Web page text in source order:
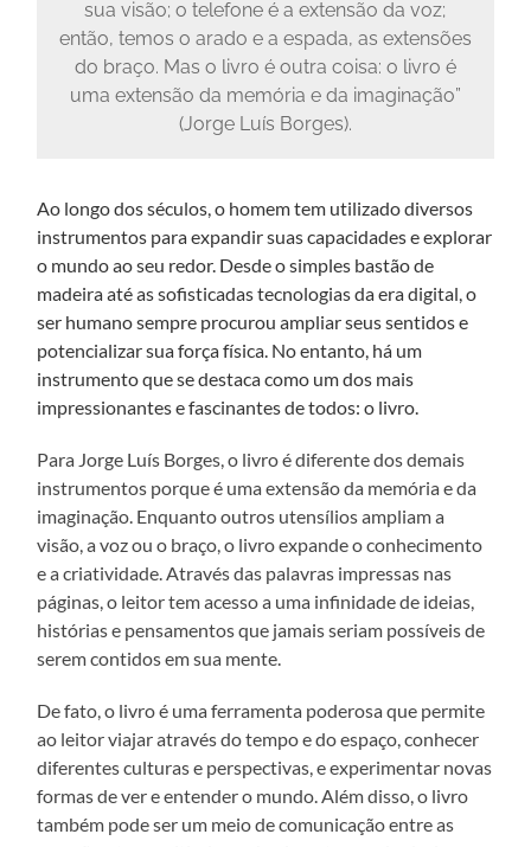
sua visão; o telefone é a extensão da voz;
então, temos o arado e a espada, as extensões
do braço. Mas o livro é outra coisa: o livro é
uma extensão da memória e da imaginação”
(Jorge Luís Borges).
Ao longo dos séculos, o homem tem utilizado diversos
instrumentos para expandir suas capacidades e explorar
o mundo ao seu redor. Desde o simples bastão de
madeira até as sofisticadas tecnologias da era digital, o
ser humano sempre procurou ampliar seus sentidos e
potencializar sua força física. No entanto, há um
instrumento que se destaca como um dos mais
impressionantes e fascinantes de todos: o livro.
Para Jorge Luís Borges, o livro é diferente dos demais
instrumentos porque é uma extensão da memória e da
imaginação. Enquanto outros utensílios ampliam a
visão, a voz ou o braço, o livro expande o conhecimento
e a criatividade. Através das palavras impressas nas
páginas, o leitor tem acesso a uma infinidade de ideias,
histórias e pensamentos que jamais seriam possíveis de
serem contidos em sua mente.
De fato, o livro é uma ferramenta poderosa que permite
ao leitor viajar através do tempo e do espaço, conhecer
diferentes culturas e perspectivas, e experimentar novas
formas de ver e entender o mundo. Além disso, o livro
também pode ser um meio de comunicação entre as